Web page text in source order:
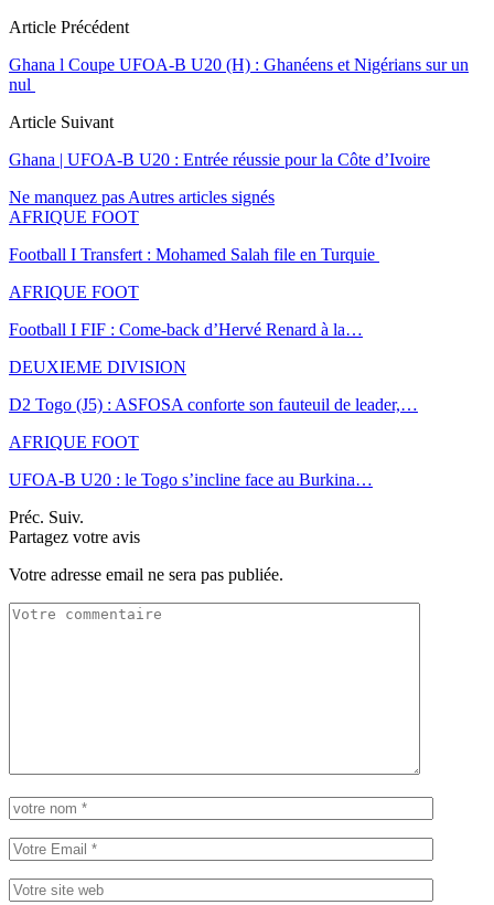
Article Précédent
Ghana l Coupe UFOA-B U20 (H) : Ghanéens et Nigérians sur un
nul
Article Suivant
Ghana | UFOA-B U20 : Entrée réussie pour la Côte d’Ivoire
Ne manquez pas Autres articles signés
AFRIQUE FOOT
Football I Transfert : Mohamed Salah file en Turquie
AFRIQUE FOOT
Football I FIF : Come-back d’Hervé Renard à la…
DEUXIEME DIVISION
D2 Togo (J5) : ASFOSA conforte son fauteuil de leader,…
AFRIQUE FOOT
UFOA-B U20 : le Togo s’incline face au Burkina…
Préc. Suiv.
Partagez votre avis
Votre adresse email ne sera pas publiée.